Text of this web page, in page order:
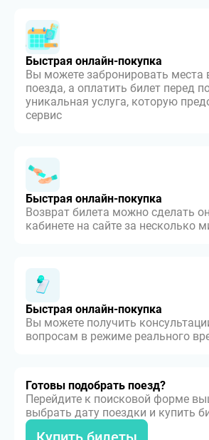
Быстрая онлайн-покупка
Вы можете забронировать места
поезда, а оплатить билет перед
уникальная услуга, которую
сервис
Быстрая онлайн-покупка
Возврат билета можно сделать
кабинете на сайте за несколько
Быстрая онлайн-покупка
Вы можете получить
вопросам в режиме реального
Готовы подобрать поезд?
Перейдите к поисковой форме
выбрать дату поездки и купить